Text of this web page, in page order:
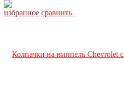
избранное сравнить